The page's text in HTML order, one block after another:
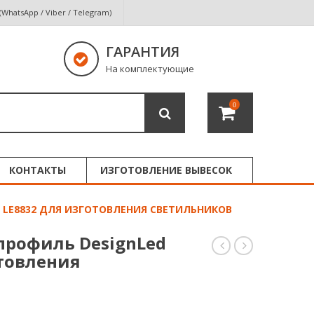
/ Viber / Telegram)
ГАРАНТИЯ
На комплектующие
0
КОНТАКТЫ ИЗГОТОВЛЕНИЕ ВЫВЕСОК
ДЛЯ ИЗГОТОВЛЕНИЯ СВЕТИЛЬНИКОВ
профильпрофиль
DesignLed